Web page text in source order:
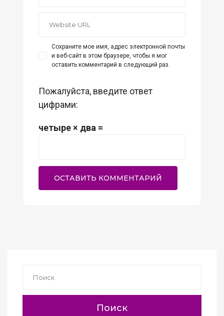
Сохраните мое имя, адрес электронной почты
и веб-сайт в этом браузере, чтобы я мог
оставить комментарий в следующий раз.
Пожалуйста, введите ответ
цифрами:
четыре × два =
Поиск